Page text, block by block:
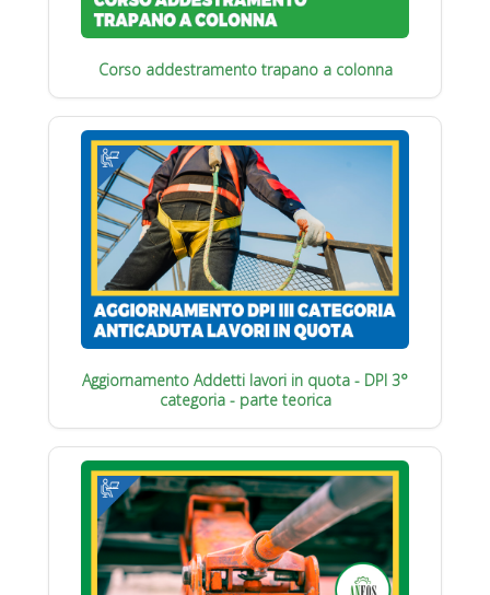
Corso addestramento trapano a colonna
Aggiornamento Addetti lavori in quota - DPI 3°
categoria - parte teorica